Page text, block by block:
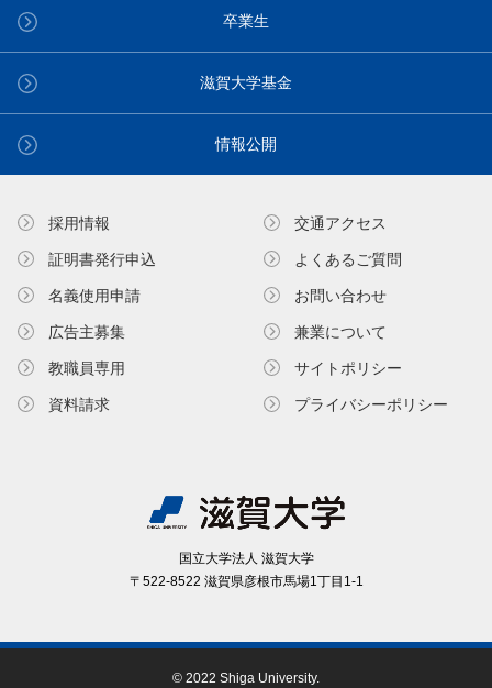
卒業生
滋賀大学基金
情報公開
国⽴⼤学法⼈ 滋賀⼤学
〒522-8522 滋賀県彦根市⾺場1丁⽬1-1
採用情報
証明書発⾏申込
名義使⽤申請
広告主募集
教職員専⽤
資料請求
交通アクセス
よくあるご質問
お問い合わせ
兼業について
サイトポリシー
プライバシーポリシー
© 2022 Shiga University.